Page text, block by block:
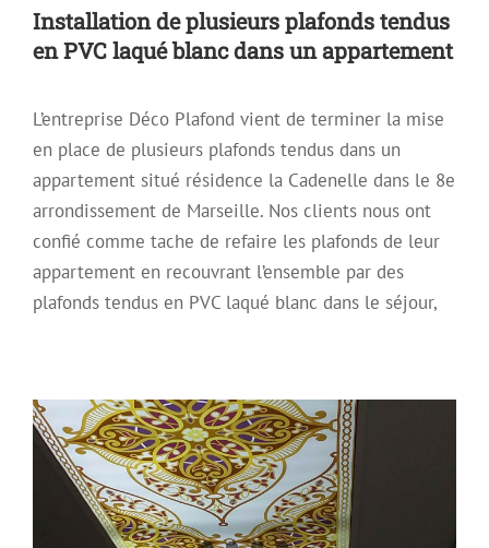
Installation de plusieurs plafonds tendus
en PVC laqué blanc dans un appartement
L’entreprise Déco Plafond vient de terminer la mise
en place de plusieurs plafonds tendus dans un
appartement situé résidence la Cadenelle dans le 8e
arrondissement de Marseille. Nos clients nous ont
confié comme tache de refaire les plafonds de leur
appartement en recouvrant l’ensemble par des
plafonds tendus en PVC laqué blanc dans le séjour,
Création d’une salle de mariage avec
plafond tendu imprimé
rétroéclairé